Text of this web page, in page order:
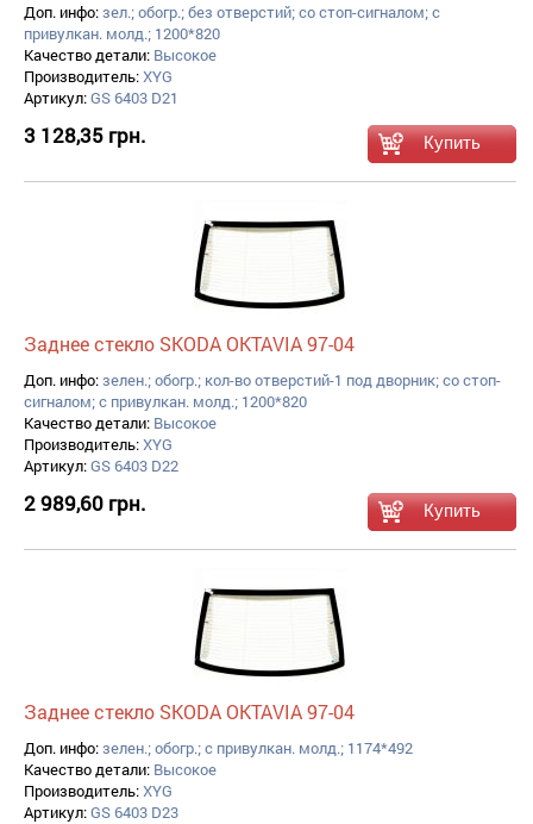
Доп. инфо:зел.; обогр.; без отверстий; со стоп-сигналом; с
привулкан. молд.; 1200*820
Качество детали: Высокое
Производитель:XYG
Артикул:GS 6403 D21
3 128,35 грн.
Заднее стекло SKODA OKTAVIA 97-04
Доп. инфо:зелен.; обогр.; кол-во отверстий-1 под дворник; со стоп-
сигналом; с привулкан. молд.; 1200*820
Качество детали: Высокое
Производитель:XYG
Артикул:GS 6403 D22
2 989,60 грн.
Заднее стекло SKODA OKTAVIA 97-04
Доп. инфо:зелен.; обогр.; с привулкан. молд.; 1174*492
Качество детали: Высокое
Производитель:XYG
Артикул:GS 6403 D23